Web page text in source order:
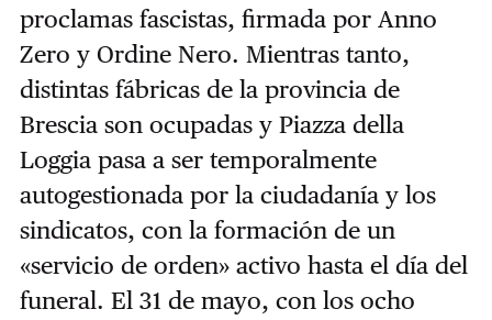
proclamas fascistas, firmada por Anno
Zero y Ordine Nero. Mientras tanto,
distintas fábricas de la provincia de
Brescia son ocupadas y Piazza della
Loggia pasa a ser temporalmente
autogestionada por la ciudadanía y los
sindicatos, con la formación de un
«servicio de orden» activo hasta el día del
funeral. El 31 de mayo, con los ocho